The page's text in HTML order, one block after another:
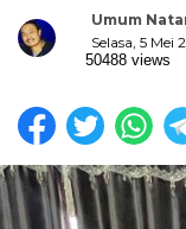
Umum
Selasa, 5
50488 views